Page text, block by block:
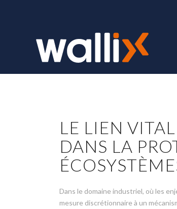
LE LIEN
DANS LA
Dans le domaine industriel, où les
mesure discrétionnaire à un